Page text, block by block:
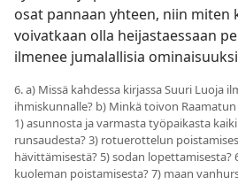
osat pannaan yhteen, niin miten
voivatkaan olla heijastaessaan
ilmenee jumalallisia
6. a) Missä kahdessa kirjassa Suuri Luoja
ihmiskunnalle? b) Minkä toivon
1) asunnosta ja varmasta työpaikasta
runsaudesta? 3) rotuerottelun
hävittämisestä? 5) sodan lopettamisesta?
kuoleman poistamisesta? 7) maan